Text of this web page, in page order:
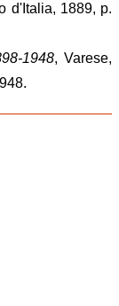
d'Italia, 1889, p.
1948, Varese,